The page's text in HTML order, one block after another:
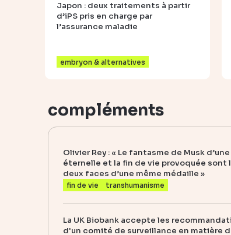
Japon : deux traitements à partir
d’iPS pris en charge par
l’assurance maladie
embryon & alternatives
compléments
Olivier Rey : « Le fantasme de Musk
éternelle et la fin de vie provoquée sont
deux faces d’une même médaille »
fin de vie transhumanisme
La UK Biobank accepte les
d'un comité de surveillance en matière